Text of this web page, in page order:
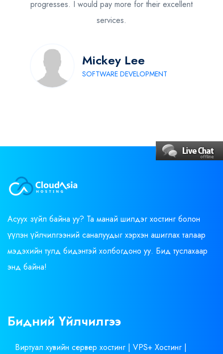
progresses. I would pay more for their excellent
services.
Mickey Lee
SOFTWARE DEVELOPMENT
Асуух зүйл байна уу? Та манай шилдэг хостинг болон
үүлэн үйлчилгээний саналуудыг хэрхэн ашиглах талаар
мэдэхийн тулд бидэнтэй холбогдоно уу. Бид туслахаар
энд байна!
Бидний Үйлчилгээ
Виртуал хувийн сервер хостинг | VPS+ Хостинг |